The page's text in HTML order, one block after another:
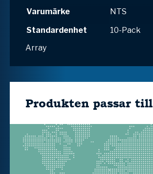
Varumärke
NTS
Standardenhet
10-Pack
Array
Produkten passar till